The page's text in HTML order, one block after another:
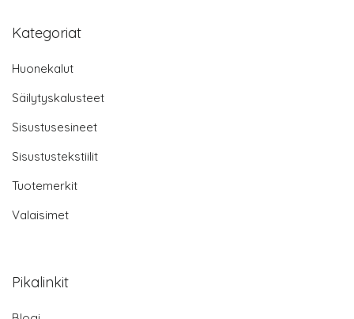
Kategoriat
Huonekalut
Säilytyskalusteet
Sisustusesineet
Sisustustekstiilit
Tuotemerkit
Valaisimet
Pikalinkit